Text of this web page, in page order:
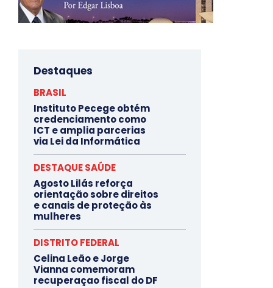
Destaques
BRASIL
Instituto Pecege obtém
credenciamento como
ICT e amplia parcerias
via Lei da Informática
DESTAQUE SAÚDE
Agosto Lilás reforça
orientação sobre direitos
e canais de proteção às
mulheres
DISTRITO FEDERAL
Celina Leão e Jorge
Vianna comemoram
recuperaçao fiscal do DF